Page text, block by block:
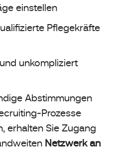
einstellen
Pflegekräfte
unkompliziert
Abstimmungen
Prozesse
erhalten Sie Zugang
Netzwerk an